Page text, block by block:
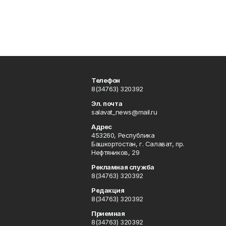
Телефон
8(34763) 320392
Эл. почта
salavat_news@mail.ru
Адрес
453260, Республика
Башкортостан, г. Салават, пр.
Нефтяников, 29
Рекламная служба
8(34763) 320392
Редакция
8(34763) 320392
Приемная
8(34763) 320392